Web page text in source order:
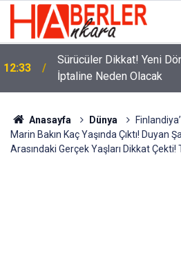
12:33
Sürücüler Dikkat! Yeni
İptaline Neden Olacak
Anasayfa Dünya
Marin Bakın Kaç Yaşında Çıktı! Duyan
Arasındaki Gerçek Yaşları Dikkat Çekti!